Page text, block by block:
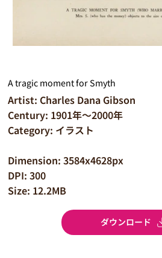
A tragic moment for Smyth
Artist: Charles Dana Gibson
Century: 1901年～2000年
Category: イラスト
Dimension: 3584x4628px
DPI: 300
Size: 12.2MB
ダウンロード